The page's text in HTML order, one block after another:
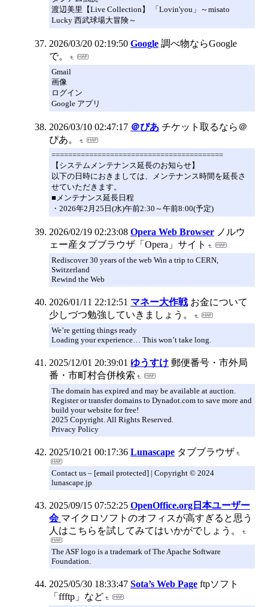
渡辺美里【Live Collection】 「Lovin'you」～misato
Lucky 西武球場大冒険～
2026/03/20 02:19:50 Google 調べ物ならGoogle
で。
Gmail
画像
ログイン
Google アプリ
2026/03/10 02:47:17 ＠ぴあ チケット取るなら＠
ぴあ。
=========================================
【システムメンテナンス延長のお知らせ】
以下の日時におきましては、メンテナンス時間を延長さ
せていただきます。
■メンテナンス延長日程
・2026年2月25日(水)午前2:30～午前8:00(予定)
2026/02/19 02:23:08 Opera Web Browser ノルウ
ェー産タブブラウザ「Opera」サイト
Rediscover 30 years of the web Win a trip to CERN,
Switzerland
Rewind the Web
2026/01/11 22:12:51 マネー大作戦 お金について
少しづつ勉強していきましょう。
We’re getting things ready
Loading your experience… This won’t take long.
2025/12/01 20:39:01 ゆうすけ 郵便番号・市外局
番・市町村合併検索
The domain has expired and may be available at auction.
Register or transfer domains to Dynadot.com to save more and
build your website for free!
2025 Copyright. All Rights Reserved.
Privacy Policy
2025/10/21 00:17:36 Lunascape タブブラウザ
Contact us – [email protected] | Copyright © 2024
lunascape.jp
2025/09/15 07:52:25 OpenOffice.org日本ユーザー
会 マイクロソフトのオフィスが高すぎると思う
人はこちらを試してみてはいかがでしょう。
The ASF logo is a trademark of The Apache Software
Foundation.
2025/05/30 18:33:47 Sota’s Web Page ftpソフト
「ffftp」など